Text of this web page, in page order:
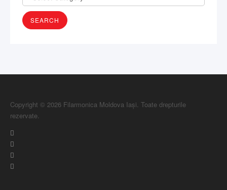
Copyright © 2026 Filarmonica Moldova Iași. Toate drepturile
rezervate.